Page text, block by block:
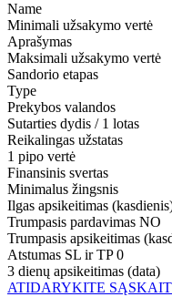
Name
Minimali užsakymo vertė
Aprašymas
Maksimali užsakymo vertė
Sandorio etapas
Type
Prekybos valandos
Sutarties dydis / 1 lotas
Reikalingas užstatas
1 pipo vertė
Finansinis svertas
Minimalus žingsnis
Ilgas apsikeitimas
Trumpasis pardavimas NO
Trumpasis apsikeitimas
Atstumas SL ir TP 0
3 dienų apsikeitimas (data)
ATIDARYKITE